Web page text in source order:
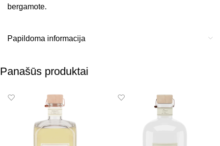
bergamote.
Papildoma informacija
Panašūs produktai